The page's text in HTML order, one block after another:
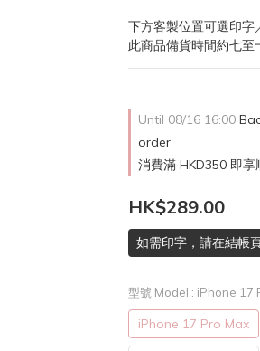
下方客製位置可選印字
此商品備貨時間約七
Until 08/16 16:00
order
消費滿 HKD350 即
HK$289.00
如需印字，請在結帳
型號 Model : iPhone 17
iPhone 17 Pro Max